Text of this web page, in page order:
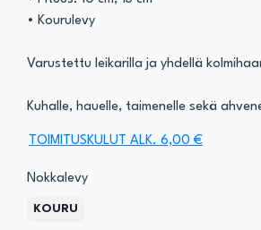
• Kourulevy
Varustettu leikarilla ja yhdellä
Kuhalle, hauelle, taimenelle sekä
TOIMITUSKULUT ALK. 6,00 €
Nokkalevy
KOURU